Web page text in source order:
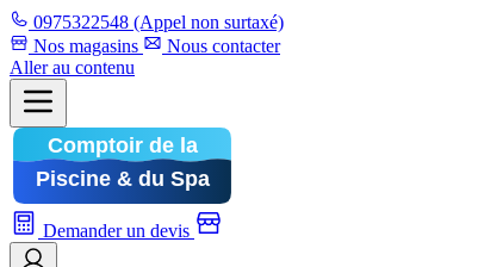
0975322548 (Appel non surtaxé)
Nos magasins
Nous contacter
Aller au contenu
Demander un devis